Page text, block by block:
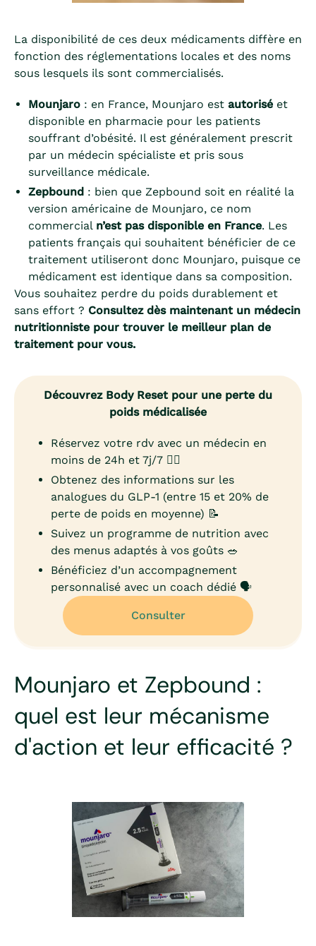
La disponibilité de ces deux médicaments diffère en
fonction des réglementations locales et des noms
sous lesquels ils sont commercialisés.
Mounjaro : en France, Mounjaro est autorisé et
disponible en pharmacie pour les patients
souffrant d’obésité. Il est généralement prescrit
par un médecin spécialiste et pris sous
surveillance médicale.
Zepbound : bien que Zepbound soit en réalité la
version américaine de Mounjaro, ce nom
commercial n’est pas disponible en France. Les
patients français qui souhaitent bénéficier de ce
traitement utiliseront donc Mounjaro, puisque ce
médicament est identique dans sa composition.
Vous souhaitez perdre du poids durablement et
sans effort ? Consultez dès maintenant un médecin
nutritionniste pour trouver le meilleur plan de
traitement pour vous.
Découvrez Body Reset pour une perte du
poids médicalisée
Réservez votre rdv avec un médecin en
moins de 24h et 7j/7 👨‍⚕️
Obtenez des informations sur les
analogues du GLP-1 (entre 15 et 20% de
perte de poids en moyenne) 📝
Suivez un programme de nutrition avec
des menus adaptés à vos goûts 🥗
Bénéficiez d’un accompagnement
personnalisé avec un coach dédié 🗣️
Consulter
Mounjaro et Zepbound :
quel est leur mécanisme
d'action et leur efficacité ?